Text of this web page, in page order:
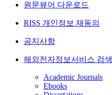
원문뷰어 다운로드
RISS 개인정보 재동의
공지사항
해외전자정보서비스 검색
Academic Journals
Ebooks